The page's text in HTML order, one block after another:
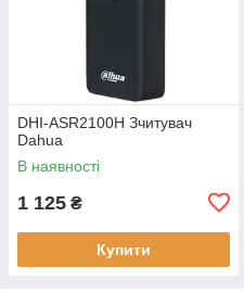
DHI-ASR2100H Зчитувач
Dahua
В наявності
1 125 ₴
Купити